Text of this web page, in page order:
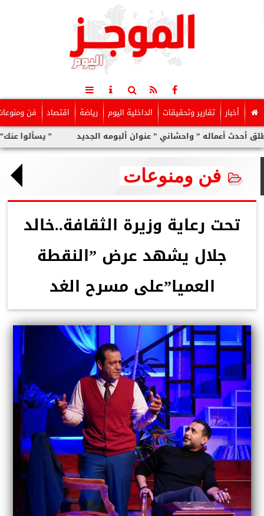
أخبار تقارير وتحقيقات الداخلية اليوم رياضة اقتصاد فن
” يسألوا عنك” أولى مفاجآت واحشاني ” عنوان ألبومه الجديد
فن ومنوعات
تحت رعاية وزيرة الثقافة..خالد
جلال يشهد عرض ”النقطة
العميا”على مسرح الغد